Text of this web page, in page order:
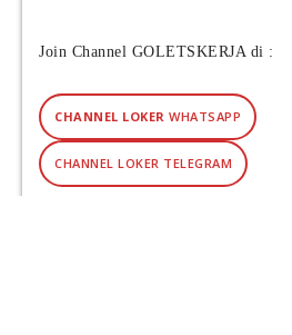
Join Channel GOLETSKERJA di :
CHANNEL LOKER WHATSAPP
CHANNEL LOKER TELEGRAM